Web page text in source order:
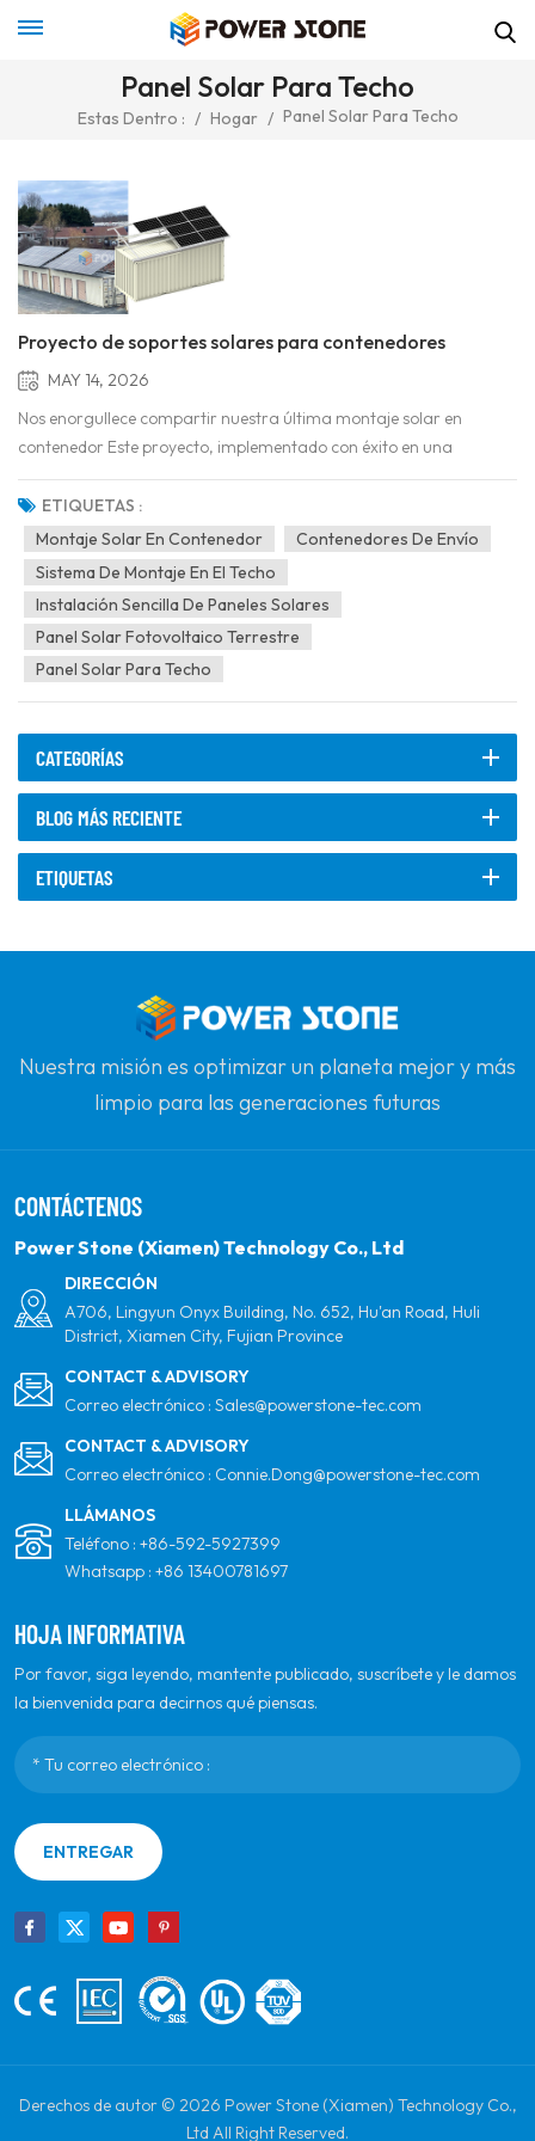
Panel Solar Para Techo
Estas Dentro : / Hogar / Panel Solar Para Techo
Proyecto de soportes solares para contenedores
MAY 14, 2026
Nos enorgullece compartir nuestra última montaje solar en
contenedor Este proyecto, implementado con éxito en una
instalación de almacenamiento y logística al aire libre,
transforma contenedores de transporte estándar en centros de
energía autosuficientes mediante la integración de robustos
paneles...
ETIQUETAS :
Montaje Solar En Contenedor
Contenedores De Envío
Sistema De Montaje En El Techo
Instalación Sencilla De Paneles Solares
Panel Solar Fotovoltaico Terrestre
Panel Solar Para Techo
CATEGORÍAS
BLOG MÁS RECIENTE
ETIQUETAS
Nuestra misión es optimizar un planeta mejor y más
limpio para las generaciones futuras
energía limpia y su socio global más confiable para la
calidad, la profesionalidad y la innovación.
CONTÁCTENOS
Power Stone (Xiamen) Technology Co., Ltd
DIRECCIÓN
A706, Lingyun Onyx Building, No. 652, Hu'an Road, Huli
District, Xiamen City, Fujian Province
CONTACT & ADVISORY
Correo electrónico : Sales@powerstone-tec.com
CONTACT & ADVISORY
Correo electrónico : Connie.Dong@powerstone-tec.com
LLÁMANOS
Teléfono : +86-592-5927399
Whatsapp : +86 13400781697
HOJA INFORMATIVA
Por favor, siga leyendo, mantente publicado, suscríbete y le damos
la bienvenida para decirnos qué piensas.
ENTREGAR
Derechos de autor © 2026 Power Stone (Xiamen) Technology Co.,
Ltd All Right Reserved.